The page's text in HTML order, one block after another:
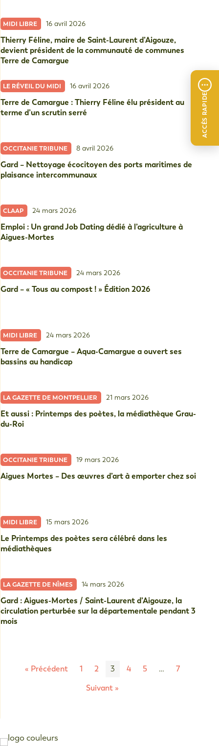
ACCÈS RAPIDE
MIDI LIBRE 16 avril 2026
Thierry Féline, maire de Saint-Laurent d’Aigouze,
devient président de la communauté de communes
Terre de Camargue
LE RÉVEIL DU MIDI 16 avril 2026
Terre de Camargue : Thierry Féline élu président au
terme d’un scrutin serré
OCCITANIE TRIBUNE 8 avril 2026
Gard – Nettoyage écocitoyen des ports maritimes de
plaisance intercommunaux
CLAAP 24 mars 2026
Emploi : Un grand Job Dating dédié à l’agriculture à
Aigues-Mortes
OCCITANIE TRIBUNE 24 mars 2026
Gard – « Tous au compost ! » Édition 2026
MIDI LIBRE 24 mars 2026
Terre de Camargue – Aqua-Camargue a ouvert ses
bassins au handicap
LA GAZETTE DE MONTPELLIER 21 mars 2026
Et aussi : Printemps des poètes, la médiathèque Grau-
du-Roi
OCCITANIE TRIBUNE 19 mars 2026
Aigues Mortes – Des œuvres d’art à emporter chez soi
MIDI LIBRE 15 mars 2026
Le Printemps des poètes sera célébré dans les
médiathèques
LA GAZETTE DE NÎMES 14 mars 2026
Gard : Aigues-Mortes / Saint-Laurent d’Aigouze, la
circulation perturbée sur la départementale pendant 3
mois
« Précédent 1 2 3 4 5 … 7
Suivant »